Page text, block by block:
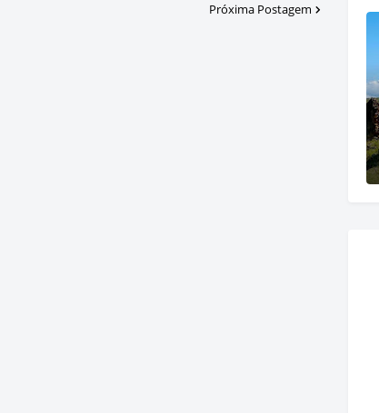
Próxima Postagem